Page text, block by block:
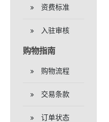
资费标准
入驻审核
购物指南
购物流程
交易条款
订单状态